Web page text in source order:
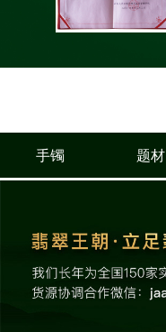
手镯 题材